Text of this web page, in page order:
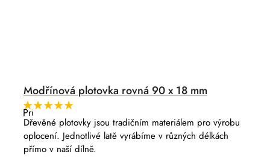
Modřínová plotovka rovná 90 x 18 mm
Průměrné
hodnocení
produktu
je
5,0
z
Dřevěné plotovky jsou tradičním materiálem pro výrobu
oplocení. Jednotlivé latě vyrábíme v různých délkách
přímo v naší dílně.